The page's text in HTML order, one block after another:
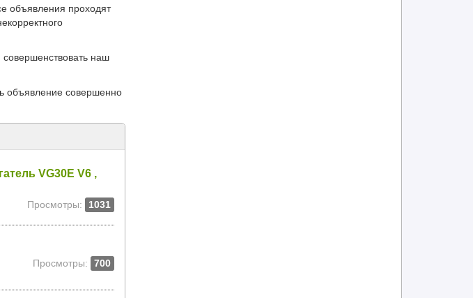
объявления проходят
наш
объявление совершенно
VG30E V6 ,
Просмотры: 1031
Просмотры: 700